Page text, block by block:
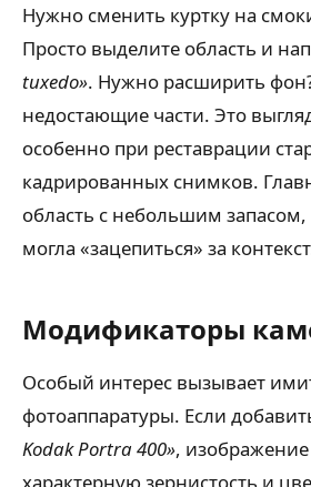
Нужно сменить куртку на
Просто выделите область и
tuxedo». Нужно расширить
недостающие части. Это
особенно при реставрации
кадрированных снимков.
область с небольшим
могла «зацепиться» за
Модификаторы
Особый интерес вызывает
фотоаппаратуры. Если
Kodak Portra 400»,
характерную зернистость и